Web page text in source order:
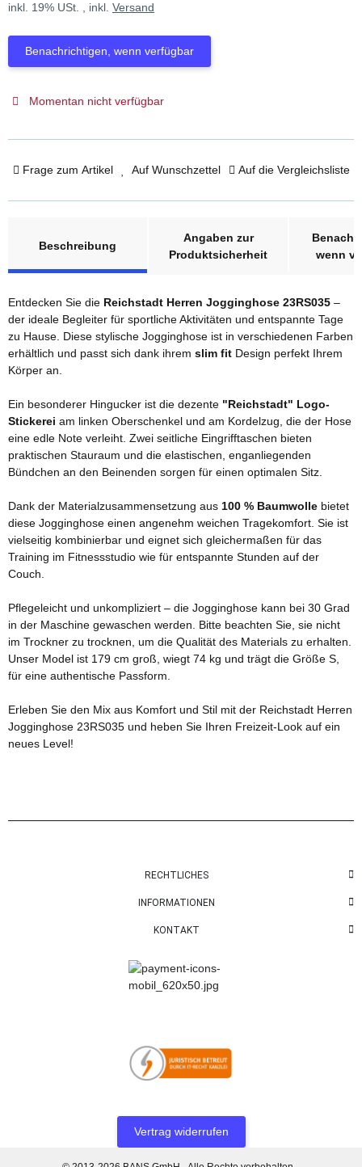
inkl. 19% USt. , inkl. Versand
Benachrichtigen, wenn verfügbar
Momentan nicht verfügbar
Frage zum Artikel Auf Wunschzettel Auf die Vergleichsliste
Beschreibung
Angaben zur
Produktsicherheit
wenn
Entdecken Sie die Reichstadt Herren Jogginghose 23RS035 –
der ideale Begleiter für sportliche Aktivitäten und entspannte Tage
zu Hause. Diese stylische Jogginghose ist in verschiedenen Farben
erhältlich und passt sich dank ihrem slim fit Design perfekt Ihrem
Körper an.
Ein besonderer Hingucker ist die dezente "Reichstadt" Logo-
Stickerei am linken Oberschenkel und am Kordelzug, die der Hose
eine edle Note verleiht. Zwei seitliche Eingrifftaschen bieten
praktischen Stauraum und die elastischen, enganliegenden
Bündchen an den Beinenden sorgen für einen optimalen Sitz.
Dank der Materialzusammensetzung aus 100 % Baumwolle bietet
diese Jogginghose einen angenehm weichen Tragekomfort. Sie ist
vielseitig kombinierbar und eignet sich gleichermaßen für das
Training im Fitnessstudio wie für entspannte Stunden auf der
Couch.
Pflegeleicht und unkompliziert – die Jogginghose kann bei 30 Grad
in der Maschine gewaschen werden. Bitte beachten Sie, sie nicht
im Trockner zu trocknen, um die Qualität des Materials zu erhalten.
Unser Model ist 179 cm groß, wiegt 74 kg und trägt die Größe S,
für eine authentische Passform.
Erleben Sie den Mix aus Komfort und Stil mit der Reichstadt Herren
Jogginghose 23RS035 und heben Sie Ihren Freizeit-Look auf ein
neues Level!
RECHTLICHES
INFORMATIONEN
KONTAKT
Vertrag widerrufen